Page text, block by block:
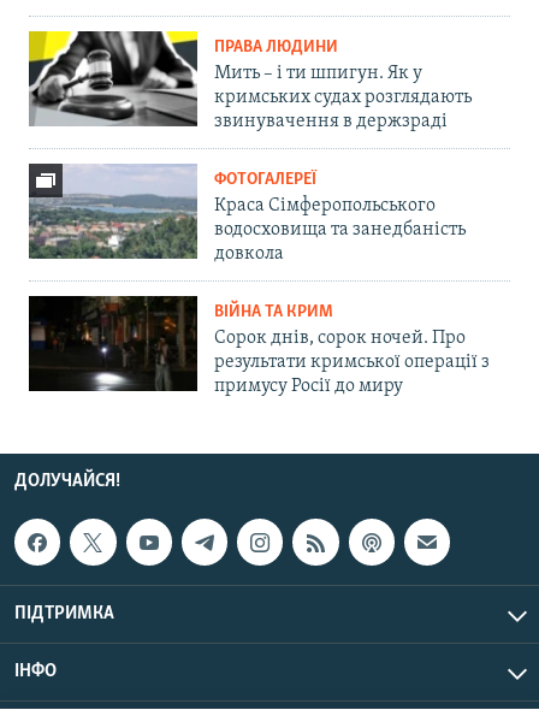
ПРАВА ЛЮДИНИ
Мить – і ти шпигун. Як у
кримських судах розглядають
звинувачення в держзраді
ФОТОГАЛЕРЕЇ
Краса Сімферопольського
водосховища та занедбаність
довкола
ВІЙНА ТА КРИМ
Сорок днів, сорок ночей. Про
результати кримської операції з
примусу Росії до миру
ДОЛУЧАЙСЯ!
ПІДТРИМКА
ІНФО